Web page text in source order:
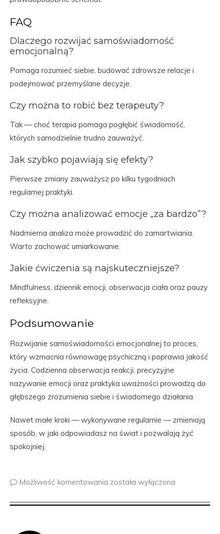
FAQ
Dlaczego rozwijać samoświadomość
emocjonalną?
Pomaga rozumieć siebie, budować zdrowsze relacje i
podejmować przemyślane decyzje.
Czy można to robić bez terapeuty?
Tak — choć terapia pomaga pogłębić świadomość,
których samodzielnie trudno zauważyć.
Jak szybko pojawiają się efekty?
Pierwsze zmiany zauważysz po kilku tygodniach
regularnej praktyki.
Czy można analizować emocje „za bardzo”?
Nadmierna analiza może prowadzić do zamartwiania.
Warto zachować umiarkowanie.
Jakie ćwiczenia są najskuteczniejsze?
Mindfulness, dziennik emocji, obserwacja ciała oraz pauzy
refleksyjne.
Podsumowanie
Rozwijanie samoświadomości emocjonalnej to proces,
który wzmacnia równowagę psychiczną i poprawia jakość
życia. Codzienna obserwacja reakcji, precyzyjne
nazywanie emocji oraz praktyka uważności prowadzą do
głębszego zrozumienia siebie i świadomego działania.
Nawet małe kroki — wykonywane regularnie — zmieniają
sposób, w jaki odpowiadasz na świat i pozwalają żyć
spokojniej.
Możliwość komentowania została wyłączona